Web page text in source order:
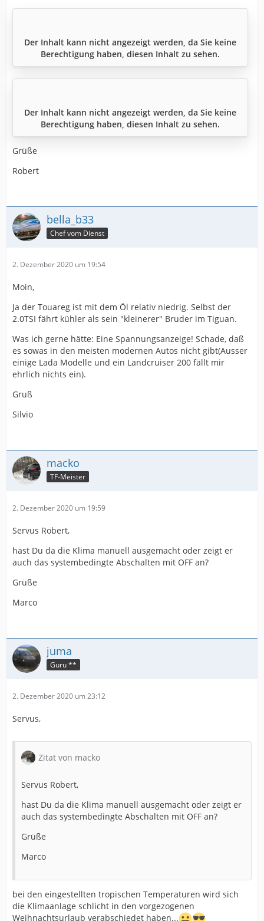
Der Inhalt kann nicht angezeigt werden, da Sie keine
Berechtigung haben, diesen Inhalt zu sehen.
Der Inhalt kann nicht angezeigt werden, da Sie keine
Berechtigung haben, diesen Inhalt zu sehen.
Grüße
Robert
bella_b33
Chef vom Dienst
2. Dezember 2020 um 19:54
Moin,
Ja der Touareg ist mit dem Öl relativ niedrig. Selbst der
2.0TSI fährt kühler als sein "kleinerer" Bruder im Tiguan.
Was ich gerne hätte: Eine Spannungsanzeige! Schade, daß
es sowas in den meisten modernen Autos nicht gibt(Ausser
einige Lada Modelle und ein Landcruiser 200 fällt mir
ehrlich nichts ein).
Gruß
Silvio
macko
TF-Meister
2. Dezember 2020 um 19:59
Servus Robert,
hast Du da die Klima manuell ausgemacht oder zeigt er
auch das systembedingte Abschalten mit OFF an?
Grüße
Marco
juma
Guru **
2. Dezember 2020 um 23:12
Servus,
Zitat von macko
Servus Robert,
hast Du da die Klima manuell ausgemacht oder zeigt er
auch das systembedingte Abschalten mit OFF an?
Grüße
Marco
bei den eingestellten tropischen Temperaturen wird sich
die Klimaanlage schlicht in den vorgezogenen
Weihnachtsurlaub verabschiedet haben...